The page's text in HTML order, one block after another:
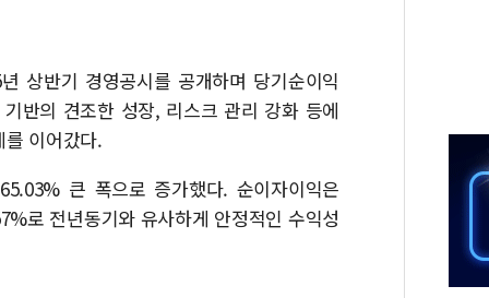
우크라 드론 전술, 중남미 콜롬비아에 새 안보 위기… 반
동해해경, 독도 해상서 부유물 감긴 어선 구조
주한미군 "오산기지 누출, 백린 아닌 무해한 표면 부식
구미 폐염산처리업체서 불 2시간30여분만에 진화...외
해군과 함께하는 '불금전파, 송정' 시즌2
강원도 폭염특보 11일째…온열질환·가축 피해 최소화
상반기 경영공시를 공개하며 당기순이익
반의 견조한 성장, 리스크 관리 강화 등에
이어갔다.
큰 폭으로 증가했다. 순이자이익은
로 전년동기와 유사하게 안정적인 수익성